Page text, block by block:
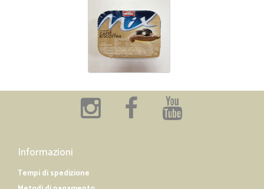
Informazioni
Tempi di spedizione